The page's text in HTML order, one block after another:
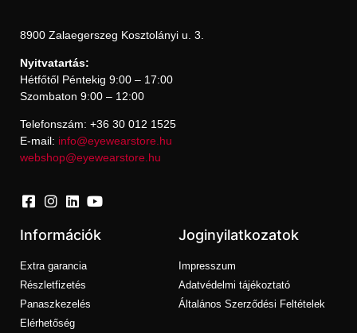
8900 Zalaegerszeg Kosztolányi u. 3.
Nyitvatartás:
Hétfőtől Péntekig 9:00 – 17:00
Szombaton 9:00 – 12:00
Telefonszám: +36 30 012 1525
E-mail: info@eyewearstore.hu
webshop@eyewearstore.hu
Információk
Extra garancia
Részletfizetés
Panaszkezelés
Elérhetőség
Joginyilatkozatok
Impresszum
Adatvédelmi tájékoztató
Általános Szerződési Feltételek